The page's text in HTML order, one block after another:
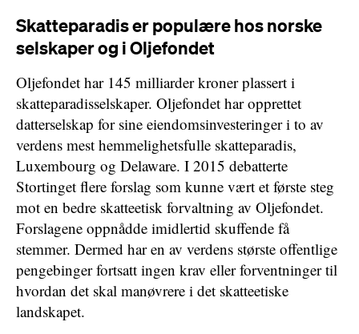
Skatteparadis er populære hos norske
selskaper og i Oljefondet
Oljefondet har 145 milliarder kroner plassert i
skatteparadisselskaper. Oljefondet har opprettet
datterselskap for sine eiendomsinvesteringer i to av
verdens mest hemmelighetsfulle skatteparadis,
Luxembourg og Delaware. I 2015 debatterte
Stortinget flere forslag som kunne vært et første steg
mot en bedre skatteetisk forvaltning av Oljefondet.
Forslagene oppnådde imidlertid skuffende få
stemmer. Dermed har en av verdens største offentlige
pengebinger fortsatt ingen krav eller forventninger til
hvordan det skal manøvrere i det skatteetiske
landskapet.